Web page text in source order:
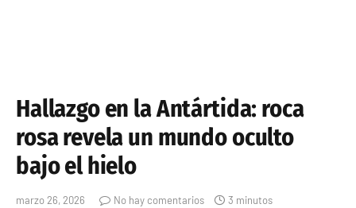
Hallazgo en la Antártida: roca
rosa revela un mundo oculto
bajo el hielo
marzo 26, 2026 No hay comentarios 3 minutos